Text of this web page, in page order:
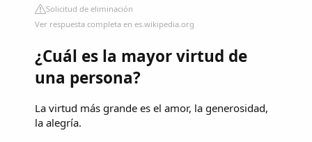
Solicitud de eliminación
Ver respuesta completa en es.wikipedia.org
¿Cuál es la mayor virtud de
una persona?
La virtud más grande es el amor, la generosidad,
la alegría.